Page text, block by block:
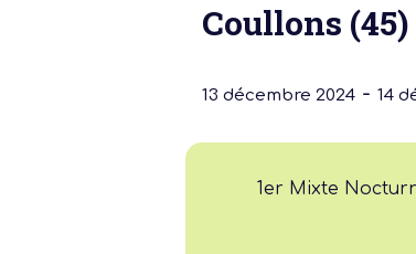
Coullons
13 décembre 2024 - 14
1er Mixte